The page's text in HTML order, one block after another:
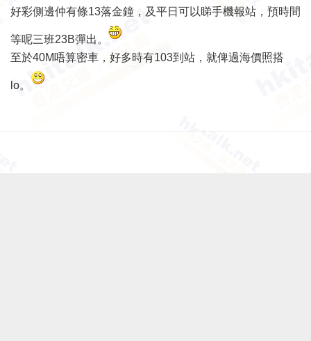
好彩側邊仲有條13落金鐘，及平日可以睇手機報站，預時間
等呢三班23B彈出。
至於40M唔算密車，好多時有103到站，就俾過海價照搭
lo。